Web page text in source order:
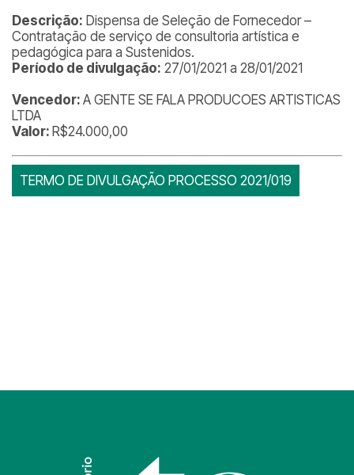
Descrição: Dispensa de Seleção de Fornecedor –
Contratação de serviço de consultoria artística e
pedagógica para a Sustenidos.
Período de divulgação: 27/01/2021 a 28/01/2021
Vencedor: A GENTE SE FALA PRODUCOES ARTISTICAS
LTDA
Valor: R$24.000,00
TERMO DE DIVULGAÇÃO PROCESSO 2021/019